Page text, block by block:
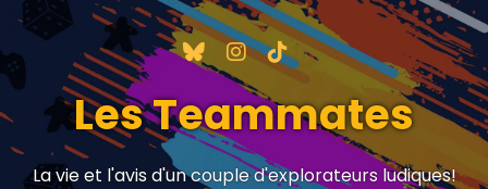
Les Teammates
La vie et l'avis d'un couple d'explorateurs ludiques!